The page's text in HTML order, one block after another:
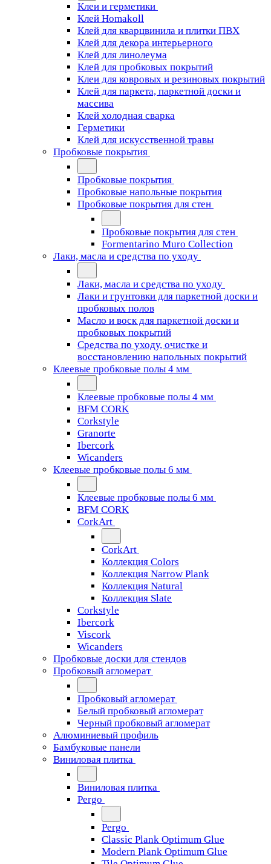
Клеи и герметики
Клей Homakoll
Клей для кварцвинила и плитки ПВХ
Клей для декора интерьерного
Клей для линолеума
Клей для пробковых покрытий
Клеи для ковровых и резиновых покрытий
Клей для паркета, паркетной доски и
массива
Клей холодная сварка
Герметики
Клей для искусственной травы
Пробковые покрытия
Пробковые покрытия
Пробковые напольные покрытия
Пробковые покрытия для стен
Пробковые покрытия для стен
Formentarino Muro Collection
Лаки, масла и средства по уходу
Лаки, масла и средства по уходу
Лаки и грунтовки для паркетной доски и
пробковых полов
Масло и воск для паркетной доски и
пробковых покрытий
Средства по уходу, очистке и
восстановлению напольных покрытий
Клеевые пробковые полы 4 мм
Клеевые пробковые полы 4 мм
BFM CORK
Corkstyle
Granorte
Ibercork
Wicanders
Клеевые пробковые полы 6 мм
Клеевые пробковые полы 6 мм
BFM CORK
CorkArt
CorkArt
Коллекция Colors
Коллекция Narrow Plank
Коллекция Natural
Коллекция Slate
Corkstyle
Ibercork
Viscork
Wicanders
Пробковые доски для стендов
Пробковый агломерат
Пробковый агломерат
Белый пробковый агломерат
Черный пробковый агломерат
Алюминиевый профиль
Бамбуковые панели
Виниловая плитка
Виниловая плитка
Pergo
Pergo
Classic Plank Optimum Glue
Modern Plank Optimum Glue